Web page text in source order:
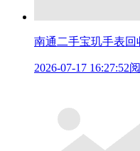
南通二手宝玑手表回
2026-07-17 16:27:52